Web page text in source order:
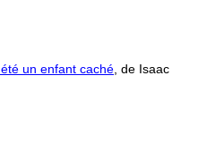
un enfant caché, de Isaac